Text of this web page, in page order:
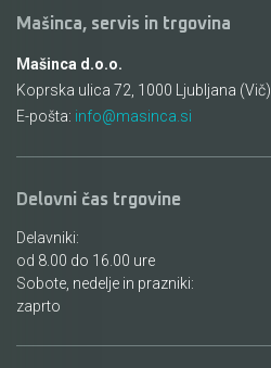
Mašinca, servis in trgovina
Mašinca d.o.o.
Koprska ulica 72, 1000 Ljubljana (Vič)
E-pošta: info@masinca.si
Delovni čas trgovine
Delavniki:
od 8.00 do 16.00 ure
Sobote, nedelje in prazniki:
zaprto